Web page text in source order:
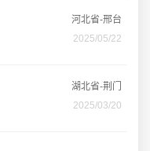
河北省-邢台
2025/05/22
湖北省-荆门
2025/03/20